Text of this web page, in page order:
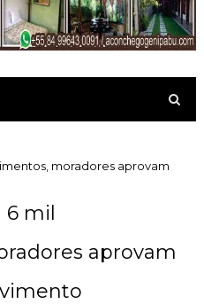
moradores aprovam
6 mil
aprovam